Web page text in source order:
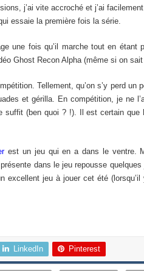
j’ai vite accroché et j’ai
essaie la première fois la série.
une fois qu’il marche tout en étant
Ghost Recon Alpha (même si on
Tellement, qu’on s’y perd un
et gérilla. En compétition, je ne
suffit (ben quoi ? !). Il est certain que
est un jeu qui en a dans le ventre.
dans le jeu repousse
excellent jeu à jouer cet été
LinkedIn Pinterest